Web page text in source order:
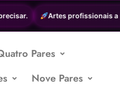
Artes profissionais a
Pares
Nove Pares